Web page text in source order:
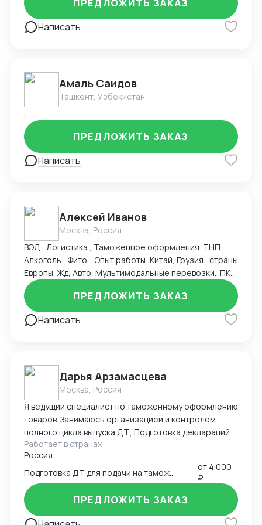
взаимодействия с китайскими поставщиками. Свою
работу я выполняю ответственно и качественно, с
учетом индивидуальных потребностей каждого
Написать
ПРЕДЛОЖИТЬ ЗАКАЗ
Амаль Саидов
Ташкент, Узбекистан
.
Написать
ПРЕДЛОЖИТЬ ЗАКАЗ
Алексей Иванов
Москва, Россия
ВЭД , Логистика , Таможенное оформления. ТНП ,
Алкоголь , Фито . Опыт работы :Китай, Грузия , страны
Европы. Жд, Авто, Мультимодальные перевозки. ПКТ
, ПЛП , Владивосток , Новороссийск , жд станции
Москвы, авто терминалы. Альта Софт, Такса , ЛК ФТС
. ТНВЭД , Инвойс, Спецификация , Упаковочный лист
Проверка торговых марок Контракты ВЭД
менеджер
Написать
ПРЕДЛОЖИТЬ ЗАКАЗ
Дарья Арзамасцева
Москва, Россия
Я ведущий специалист по таможенному оформлению
товаров. Занимаюсь организацией и контролем
полного цикла выпуска ДТ; Подготовка деклараций в
режиме экспорта ,импорта, реэкспорта
лекарственных средств и медицинский изделий, так
же импорт медицинского оборудования,
таможенная процедура - таможенный склад;
заполнение КДТ. Своевременное и качественное
составление ДТ с соблюдением таможенного
законодательства; Подбор кодов ТН ВЭД; Расчет
Работает в странах
Россия
от 4 000
₽
ПРЕДЛОЖИТЬ ЗАКАЗ